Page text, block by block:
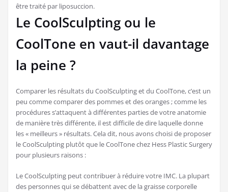
être traité par liposuccion.
Le CoolSculpting ou le
CoolTone en vaut-il davantage
la peine ?
Comparer les résultats du CoolSculpting et du CoolTone, c’est un
peu comme comparer des pommes et des oranges ; comme les
procédures s’attaquent à différentes parties de votre anatomie
de manière très différente, il est difficile de dire laquelle donne
les « meilleurs » résultats. Cela dit, nous avons choisi de proposer
le CoolSculpting plutôt que le CoolTone chez Hess Plastic Surgery
pour plusieurs raisons :
Le CoolSculpting peut contribuer à réduire votre IMC. La plupart
des personnes qui se débattent avec de la graisse corporelle